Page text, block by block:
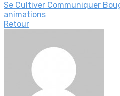
Se Cultiver Communiquer
animations
Retour